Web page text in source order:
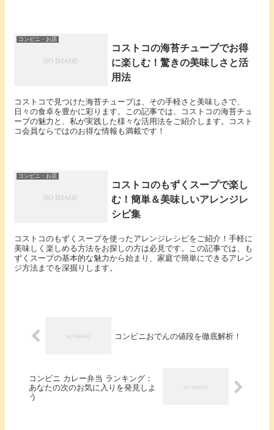
コンビニ・お店
コストコの海苔チューブでお得
に楽しむ！驚きの美味しさと活
用法
コストコで見つけた海苔チューブは、その手軽さと美味しさで、
日々の食卓を豊かに彩ります。この記事では、コストコの海苔チュ
ーブの魅力と、私が実践した様々な活用法をご紹介します。コスト
コ会員ならではのお得な情報も満載です！
コンビニ・お店
コストコのもずくスープで楽し
む！簡単＆美味しいアレンジレ
シピ集
コストコのもずくスープを使ったアレンジレシピをご紹介！手軽に
美味しく楽しめる方法をお探しの方は必見です。この記事では、も
ずくスープの基本的な魅力から始まり、家庭で簡単にできるアレン
ジ方法までを深掘りします。
コンビニおでんの値段を徹底解析！
コンビニ カレー弁当 ランキング：
あなたの次のお気に入りを発見しよ
う